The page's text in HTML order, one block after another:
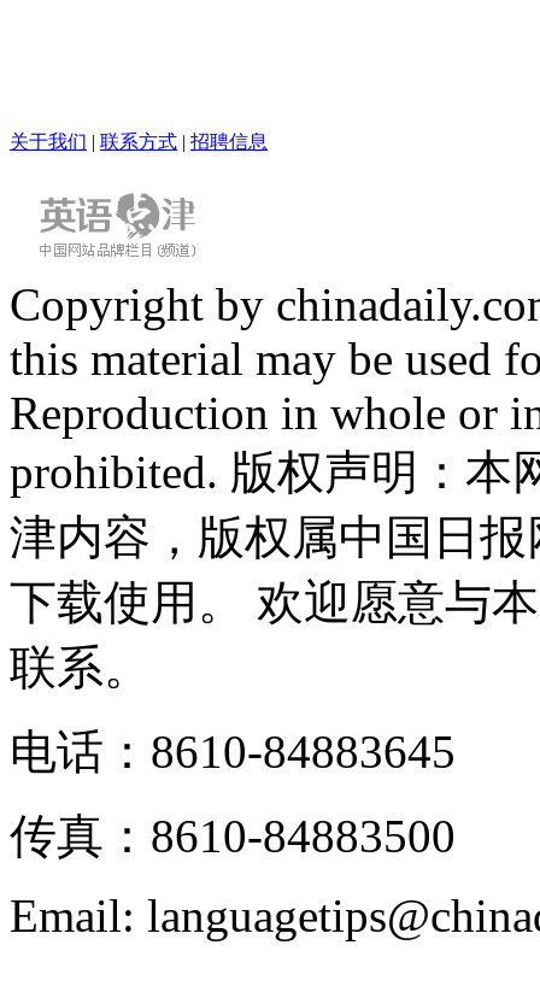
关于我们 | 联系方式 | 招聘信息
Copyright by
this material may be used
Reproduction in whole or
prohibited. 版权声明：
津内容，版权属中国日
下载使用。 欢迎愿意与
联系。
电话：8610-84883645
传真：8610-84883500
Email: